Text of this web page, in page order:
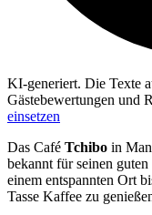
KI-generiert. Die Texte
Gästebewertungen und
einsetzen
Das Café Tchibo in
bekannt für seinen
einem entspannten Ort
Tasse Kaffee zu